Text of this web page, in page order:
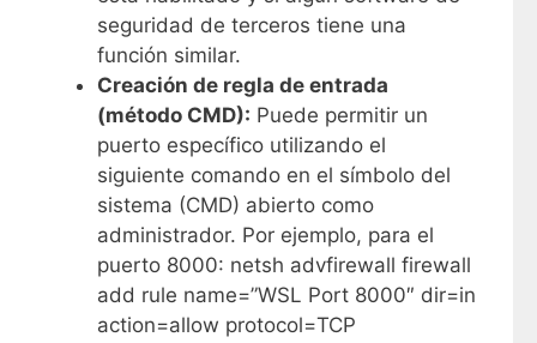
seguridad de terceros tiene una
función similar.
Creación de regla de entrada
(método CMD): Puede permitir un
puerto específico utilizando el
siguiente comando en el símbolo del
sistema (CMD) abierto como
administrador. Por ejemplo, para el
puerto 8000: netsh advfirewall firewall
add rule name=”WSL Port 8000″ dir=in
action=allow protocol=TCP